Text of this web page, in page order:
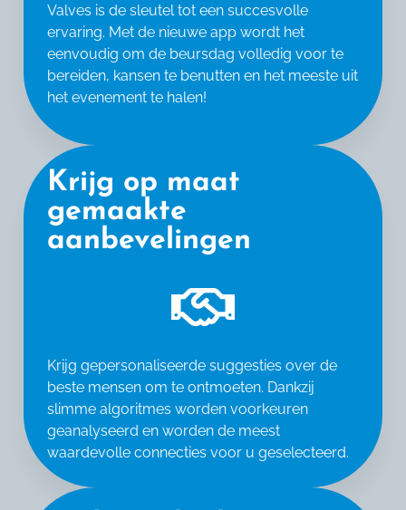
Valves is de sleutel tot een succesvolle
ervaring. Met de nieuwe app wordt het
eenvoudig om de beursdag volledig voor te
bereiden, kansen te benutten en het meeste uit
het evenement te halen!
Krijg op maat
gemaakte
aanbevelingen
Krijg gepersonaliseerde suggesties over de
beste mensen om te ontmoeten. Dankzij
slimme algoritmes worden voorkeuren
geanalyseerd en worden de meest
waardevolle connecties voor u geselecteerd.